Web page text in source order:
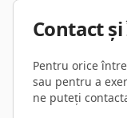
Contact
Pentru orice
sau pentru a
ne puteți